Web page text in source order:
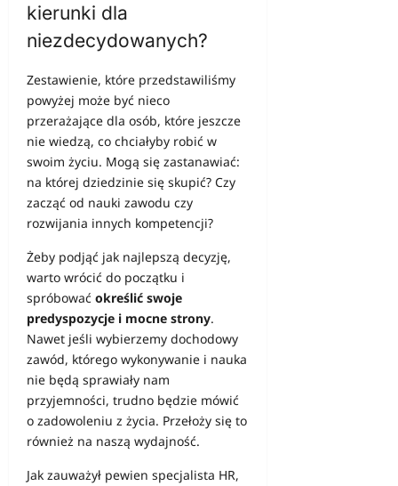
kierunki dla
niezdecydowanych?
Zestawienie, które przedstawiliśmy
powyżej może być nieco
przerażające dla osób, które jeszcze
nie wiedzą, co chciałyby robić w
swoim życiu. Mogą się zastanawiać:
na której dziedzinie się skupić? Czy
zacząć od nauki zawodu czy
rozwijania innych kompetencji?
Żeby podjąć jak najlepszą decyzję,
warto wrócić do początku i
spróbować określić swoje
predyspozycje i mocne strony.
Nawet jeśli wybierzemy dochodowy
zawód, którego wykonywanie i nauka
nie będą sprawiały nam
przyjemności, trudno będzie mówić
o zadowoleniu z życia. Przełoży się to
również na naszą wydajność.
Jak zauważył pewien specjalista HR,